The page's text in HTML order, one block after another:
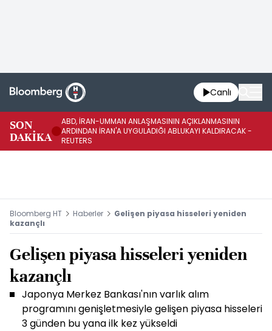
Canlı
SON
DAKİKA
ABD, İRAN-UMMAN ANLAŞMASININ AÇIKLANMASININ
ARDINDAN İRAN'A UYGULADIĞI ABLUKAYI KALDIRACAK -
REUTERS
Bloomberg HT Haberler
Gelişen piyasa hisseleri yeniden
kazançlı
Gelişen piyasa hisseleri yeniden
kazançlı
Japonya Merkez Bankası'nın varlık alım
programını genişletmesiyle gelişen piyasa hisseleri
3 günden bu yana ilk kez yükseldi